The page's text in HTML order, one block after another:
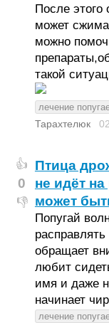
После этого
может
можно
такой
лечение
Тарахтелюк
👍
0
👎
Птица
не идёт на
может
Попугай
обращает
любит
имя и даже
начинает
лечение